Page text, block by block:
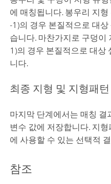
에 매칭됩니다. 봉우리 지형
-1)의 경우 본질적으로 대
습니다. 마찬가지로 구덩이
1)의 경우 본질적으로 대상
니다.
최종 지형 및 지형패
마지막 단계에서는 매칭 결
변수 값에 저장합니다. 지
에 사용할 수 있는 선택적
참조